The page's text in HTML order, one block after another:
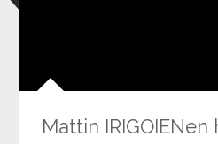
Mattin IRIGOIENen